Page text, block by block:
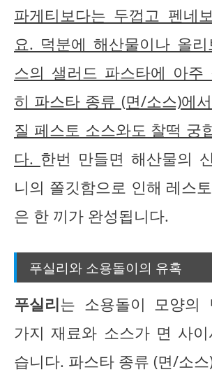
파게티보다는 두껍고 펜네
요. 덕분에 해산물이나 올
스의 샐러드 파스타에 아주
히 파스타 종류 (면/소스)에
질 페스토 소스와도 찰떡 궁
다. 한번 만들면 해산물의
니의 쫄깃함으로 인해 레스
은 한 끼가 완성됩니다.
푸실리와 소용돌이의 유혹
푸실리는 소용돌이 모양의
가지 재료와 소스가 면 사
습니다. 파스타 종류 (면/소